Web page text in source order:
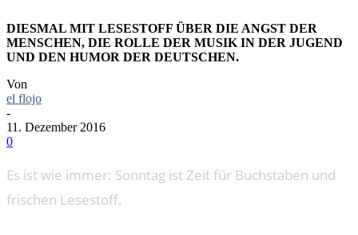
DIESMAL MIT LESESTOFF ÜBER DIE ANGST DER
MENSCHEN, DIE ROLLE DER MUSIK IN DER JUGEND
UND DEN HUMOR DER DEUTSCHEN.
Von
el flojo
-
11. Dezember 2016
0
Es ist wie immer: Sonntag ist Zeit für Buchstaben und
frischen Lesestoff.